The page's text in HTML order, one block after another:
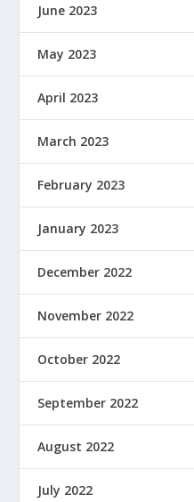
June 2023
May 2023
April 2023
March 2023
February 2023
January 2023
December 2022
November 2022
October 2022
September 2022
August 2022
July 2022